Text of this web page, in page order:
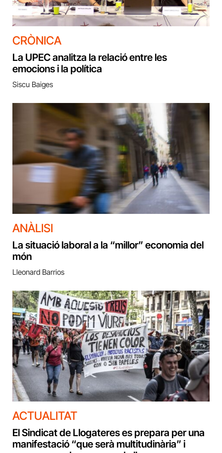
CRÒNICA
La UPEC analitza la relació entre les
emocions i la política
Siscu Baiges
ANÀLISI
La situació laboral a la “millor” economia del
món
Lleonard Barrios
ACTUALITAT
El Sindicat de Llogateres es prepara per una
manifestació “que serà multitudinària” i